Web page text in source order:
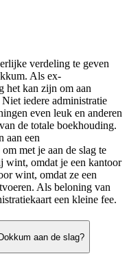
verdeling te geven
Als ex-
het kan zijn om aan
iedere administratie
even leuk en anderen
de totale boekhouding.
aan een
met je aan de slag te
wint, omdat je een kantoor
wint, omdat ze een
Als beloning van
een kleine fee.
aan de slag?